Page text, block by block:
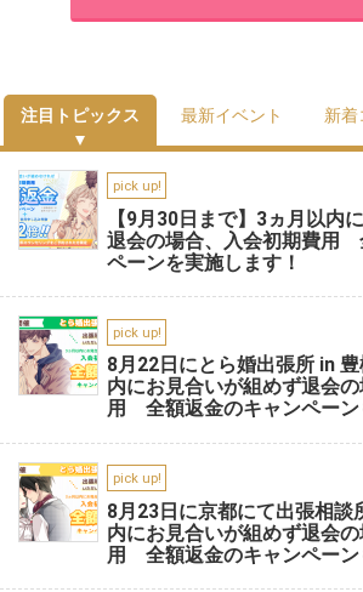
注目トピックス 最新イベント 新着
pick up!
【9月30日まで】3ヵ月以内
退会の場合、入会初期費用
ペーンを実施します！
pick up!
8月22日にとら婚出張所 in
内にお見合いが組めず退会
用 全額返金のキャンペーン
pick up!
8月23日に京都にて出張相談
内にお見合いが組めず退会
用 全額返金のキャンペーン